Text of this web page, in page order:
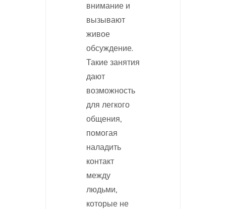
внимание и
вызывают
живое
обсуждение.
Такие занятия
дают
возможность
для легкого
общения,
помогая
наладить
контакт
между
людьми,
которые не